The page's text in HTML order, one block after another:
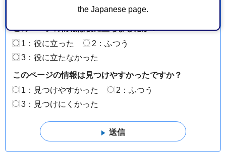
the Japanese page.
このページの情報は役に立ちましたか？
1：役に立った
2：ふつう
3：役に立たなかった
このページの情報は見つけやすかったですか？
1：見つけやすかった
2：ふつう
3：見つけにくかった